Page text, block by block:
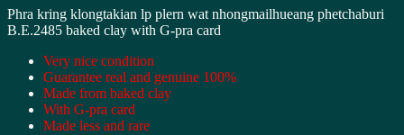
วัด
หนอง
เหลือง
เพชรบุรี
Phra kring klongtakian lp plern wat nhongmailhueang phetchaburi
B.E.2485 baked clay with G-pra card
Very nice condition
Guarantee real and genuine 100%
Made from baked clay
With G-pra card
Made less and rare